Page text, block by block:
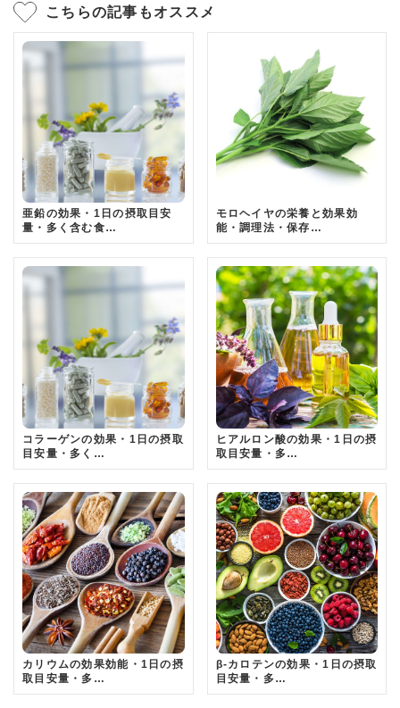
こちらの記事もオススメ
亜鉛の効果・1日の摂取目安
量・多く含む食…
モロヘイヤの栄養と効果効
能・調理法・保存…
コラーゲンの効果・1日の摂取
目安量・多く…
ヒアルロン酸の効果・1日の摂
取目安量・多…
カリウムの効果効能・1日の摂
取目安量・多…
β-カロテンの効果・1日の摂取
目安量・多…